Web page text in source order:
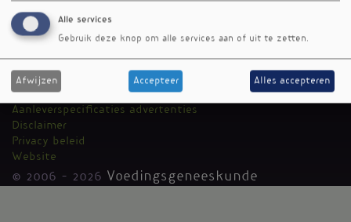
RSS-feed
Kantoormenu
Voedingsgeneeskunde
Media Medica
Adverteren
Aanleverspecificaties advertenties
Disclaimer
Privacy beleid
Website
© 2006 - 2026 Voedingsgeneeskunde
Alle services
Gebruik deze knop om alle services aan of uit te zetten.
Afwijzen Accepteer Alles accepteren